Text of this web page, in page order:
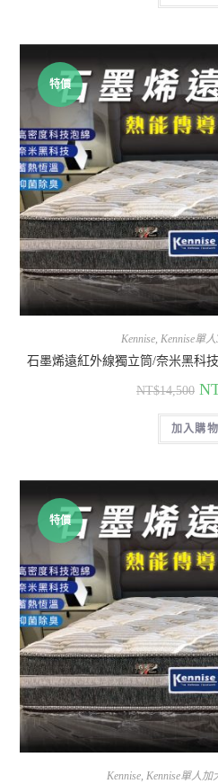
特價
Kennise, Kennise單
石墨烯遠紅外線獨立筒/奈米黑科
NT$14,500
加入購
特價
Kennise, Kennise單人加